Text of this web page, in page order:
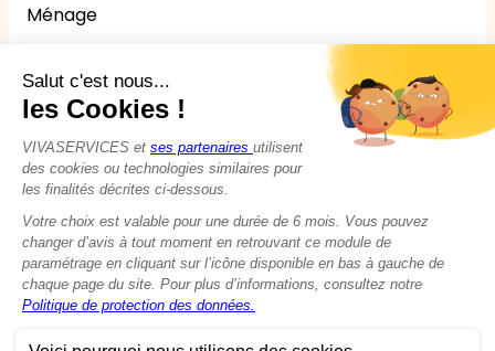
Ménage
Jardinage
Bricolage
Nounou
Seniors
Handicaps
© 2015 - 2026VIVASERVICES
Modifier vos préférences en matière de cookies